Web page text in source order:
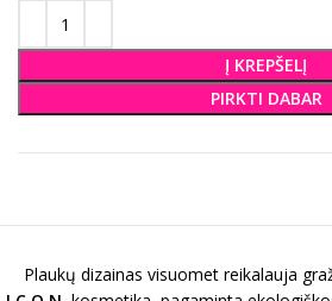
Į KREPŠELĮ
PIRKTI DABAR
Plaukų dizainas visuomet reikalauja